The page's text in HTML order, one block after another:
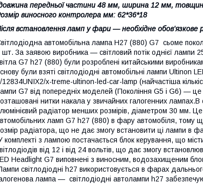
передньої частини 48 мм, ширина 12 мм,
виносного контролера мм: 62*36*18
встановлення ламп у фари — необхідне обов'язкове
автомобільна лампа Н27 (880) G7 сьоме
шт. За заявою виробника — світловий потік однієї лампи
G7 h27 (880) були розроблені китайськими
були взяті світлодіодні автомобільні лампи
12834UNIX2/x-treme-ultinon-led-car-lamp (найчастіша
G7 від попередніх моделей (Покоління G5 і G6) —
нитки накала у звичайних галогенних
радіатор менших розмірів, діаметром 30 мм.
ламп G7 h27 (880) в фару автомобіля,
радіатора, що не дає змогу встановити ці лампи в
комплекті з лампою постачається блок керування, що
від 12 і від 24 вольтів, що дає змогу
Headlight G7 виповнені з виносним, водозахищеним
світлодіодні h27 використовується в фарах
лампа — світлодіодні автолампи h27